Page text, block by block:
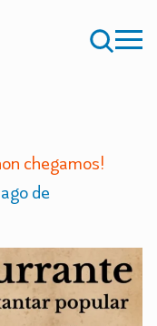
chegamos!
de